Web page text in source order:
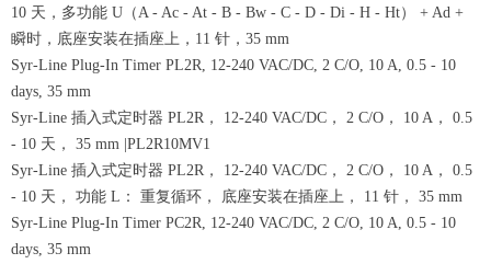
10 天，多功能 U（A - Ac - At - B - Bw - C - D - Di - H - Ht） + Ad +
瞬时，底座安装在插座上，11 针，35 mm
Syr-Line Plug-In Timer PL2R, 12-240 VAC/DC, 2 C/O, 10 A, 0.5 - 10
days, 35 mm
Syr-Line 插入式定时器 PL2R， 12-240 VAC/DC， 2 C/O， 10 A， 0.5
- 10 天， 35 mm |PL2R10MV1
Syr-Line 插入式定时器 PL2R， 12-240 VAC/DC， 2 C/O， 10 A， 0.5
- 10 天， 功能 L： 重复循环， 底座安装在插座上， 11 针， 35 mm
Syr-Line Plug-In Timer PC2R, 12-240 VAC/DC, 2 C/O, 10 A, 0.5 - 10
days, 35 mm